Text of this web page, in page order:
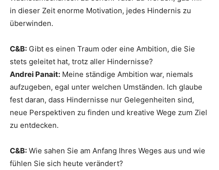
in dieser Zeit enorme Motivation, jedes Hindernis zu
überwinden.
C&B: Gibt es einen Traum oder eine Ambition, die Sie
stets geleitet hat, trotz aller Hindernisse?
Andrei Panait: Meine ständige Ambition war, niemals
aufzugeben, egal unter welchen Umständen. Ich glaube
fest daran, dass Hindernisse nur Gelegenheiten sind,
neue Perspektiven zu finden und kreative Wege zum Ziel
zu entdecken.
C&B: Wie sahen Sie am Anfang Ihres Weges aus und wie
fühlen Sie sich heute verändert?